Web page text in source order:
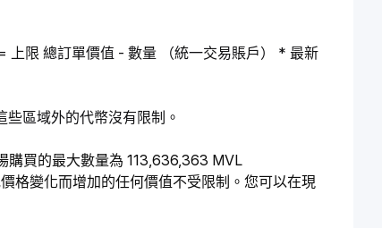
上限 總訂單價值 - 數量 （統一交易賬戶） * 最新
區域外的代幣沒有限制。
買的最大數量為 113,636,363 MVL
變化而增加的任何價值不受限制。您可以在現